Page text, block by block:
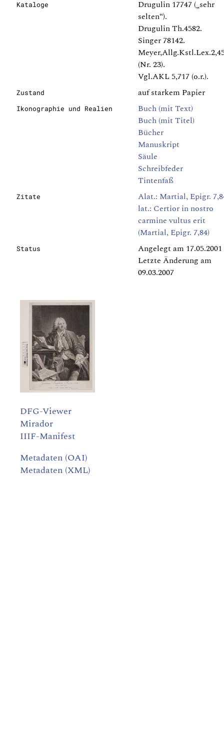
Kataloge
Drugulin 17747 („sehr
selten“).
Drugulin Th.4582.
Singer 78142.
(Nr. 23).
Vgl.AKL 5,717 (o.r.).
Zustand auf starkem Papier
Ikonographie und Realien
Buch (mit Text)
Buch (mit Titel)
Bücher
Manuskript
Säule
Schreibfeder
Tintenfaß
Zitate
Alat.: Martial, Epigr.
lat.: Certior in nostro
carmine vultus erit
(Martial, Epigr. 7,84)
Status
Angelegt am 17.05.2001
Letzte Änderung am
09.03.2007
DFG-Viewer
Mirador
IIIF-Manifest
Metadaten (OAI)
Metadaten (XML)